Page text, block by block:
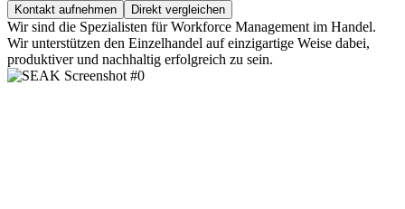
Kontakt aufnehmen Direkt vergleichen
Wir sind die Spezialisten für Workforce Management im Handel.
Wir unterstützen den Einzelhandel auf einzigartige Weise dabei,
produktiver und nachhaltig erfolgreich zu sein.